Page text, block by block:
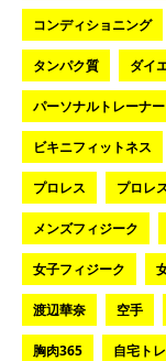
コンディショニング
タンパク質 ダイ
パーソナルトレーナー
ビキニフィットネス
プロレス プロレ
メンズフィジーク
女子フィジーク
渡辺華奈 空手
胸肉365 自宅トレ